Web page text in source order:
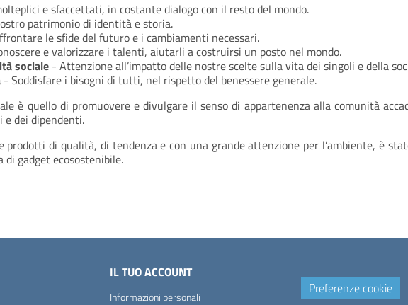
e sfaccettati, in costante dialogo con il resto del mondo.
patrimonio di identità e storia.
le sfide del futuro e i cambiamenti necessari.
e valorizzare i talenti, aiutarli a costruirsi un posto nel mondo.
sociale - Attenzione all’impatto delle nostre scelte sulla vita dei singoli e della
- Soddisfare i bisogni di tutti, nel rispetto del benessere generale.
è quello di promuovere e divulgare il senso di appartenenza alla comunità
e dei dipendenti.
prodotti di qualità, di tendenza e con una grande attenzione per l’ambiente, è
di gadget ecosostenibile.
IL TUO ACCOUNT
Informazioni personali
Preferenze cookie